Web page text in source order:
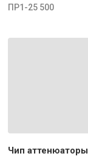
ПР1-25 500
Чип аттенюаторы